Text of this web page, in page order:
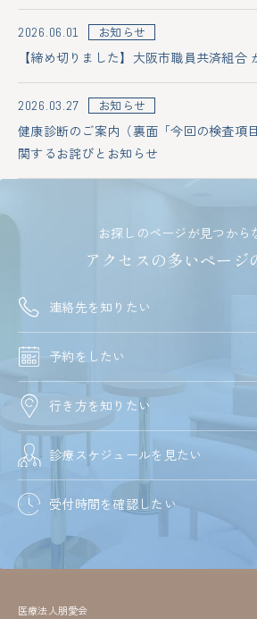
2026.06.01 お知らせ
2026.03.27 お知らせ
健康診断のご案内（裏面「今回の検査項
関するお詫びとお知らせ
お探しのページが見つから
アクセスの多いページ
連絡先を知りたい
予約をしたい
行き方を知りたい
診療スケジュールを見たい
受付時間を確認したい
医療法人朋愛会